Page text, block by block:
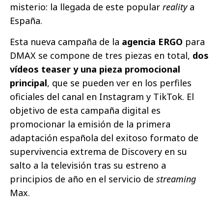
misterio: la llegada de este popular realitya
España.
Esta nueva campaña de la agencia ERGO para
DMAX se compone de tres piezas en total, dos
vídeos teaser y una pieza promocional
principal, que se pueden ver en los perfiles
oficiales del canal en Instagram y TikTok. El
objetivo de esta campaña digital es
promocionar la emisión de la primera
adaptación española del exitoso formato de
supervivencia extrema de Discovery en su
salto a la televisión tras su estreno a
principios de año en el servicio de streaming
Max.